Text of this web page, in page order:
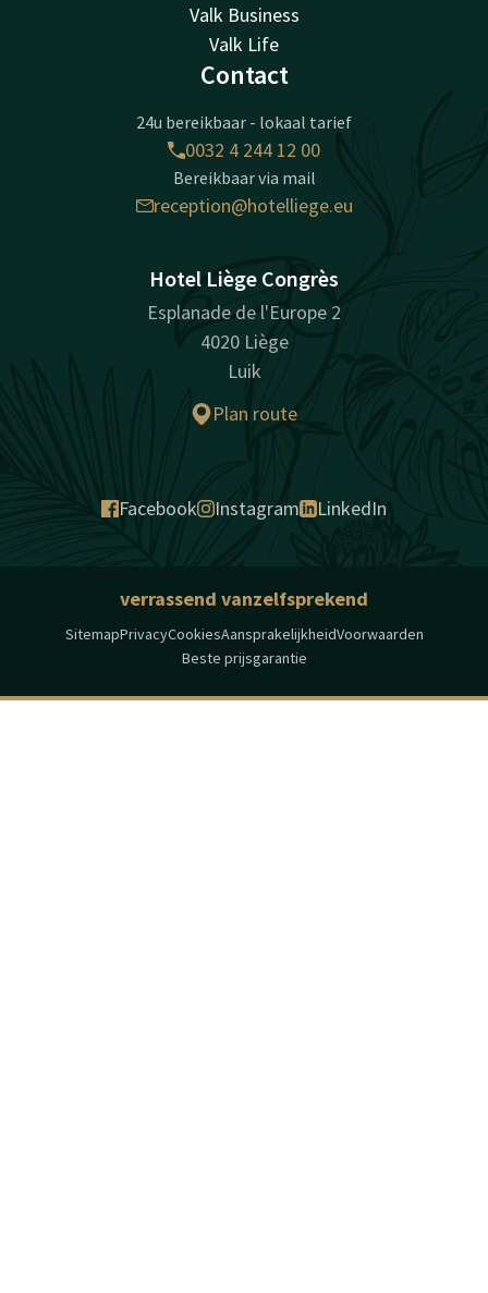
Valk Business
Valk Life
Contact
24u bereikbaar - lokaal tarief
0032 4 244 12 00
Bereikbaar via mail
reception@hotelliege.eu
Hotel Liège Congrès
Esplanade de l'Europe 2
4020 Liège
Luik
Plan route
Facebook Instagram LinkedIn
verrassend vanzelfsprekend
SitemapPrivacyCookiesAansprakelijkheidVoorwaarden
Beste prijsgarantie